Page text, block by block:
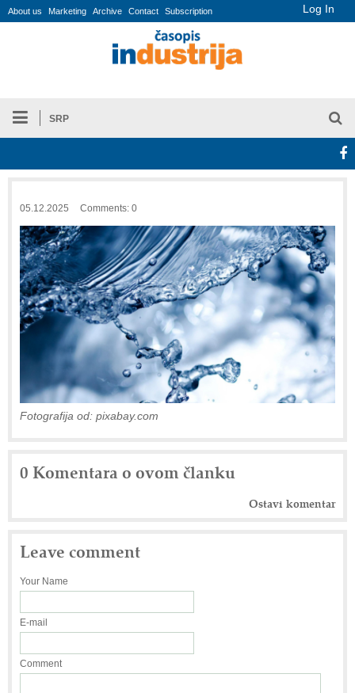
Log In
About us Marketing Archive Contact Subscription
SRP
05.12.2025 Comments: 0
Fotografija od: pixabay.com
0 Komentara o ovom članku
Ostavi komentar
Leave comment
Your Name
E-mail
Comment